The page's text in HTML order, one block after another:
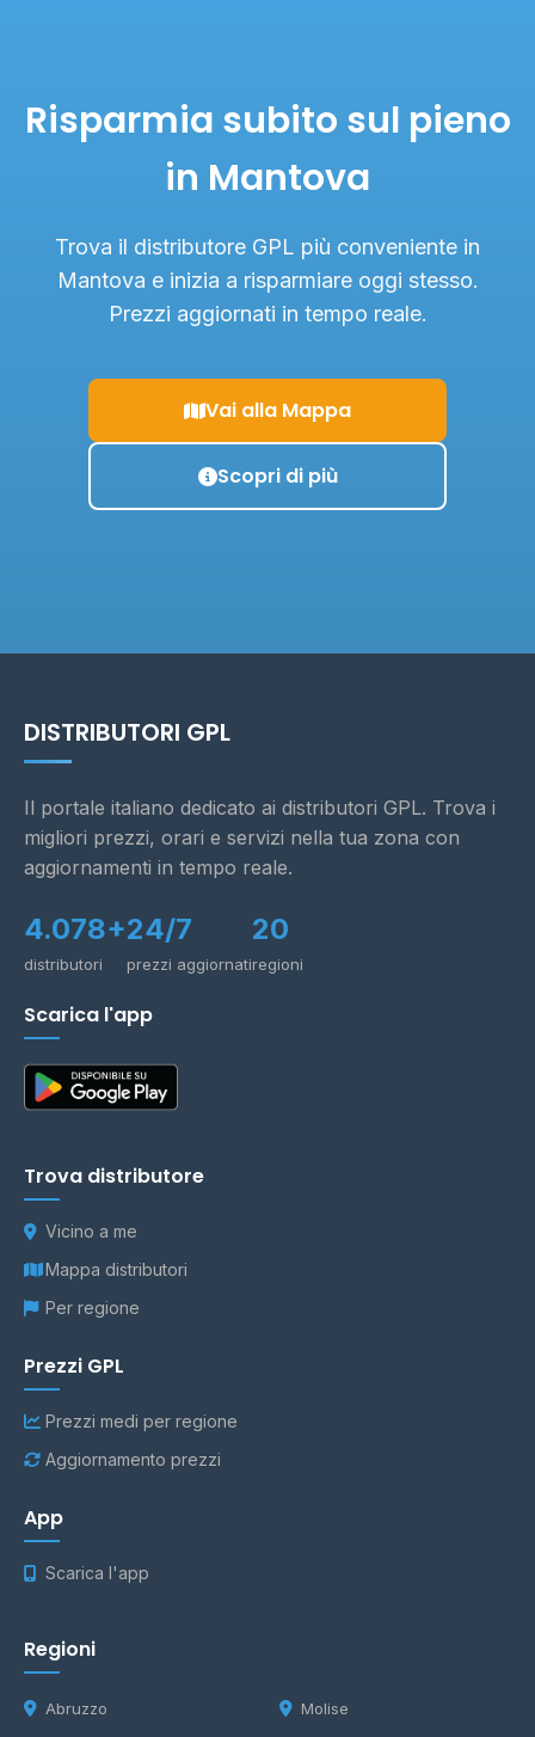
Risparmia subito sul pieno
in Mantova
Trova il distributore GPL più conveniente in
Mantova e inizia a risparmiare oggi stesso.
Prezzi aggiornati in tempo reale.
Vai alla Mappa
Scopri di più
DISTRIBUTORI GPL
Il portale italiano dedicato ai distributori GPL. Trova i
migliori prezzi, orari e servizi nella tua zona con
aggiornamenti in tempo reale.
4.078+
distributori
24/7
prezzi aggiornati
20
regioni
Scarica l'app
Trova distributore
Vicino a me
Mappa distributori
Per regione
Prezzi GPL
Prezzi medi per regione
Aggiornamento prezzi
App
Scarica l'app
Regioni
Abruzzo Molise